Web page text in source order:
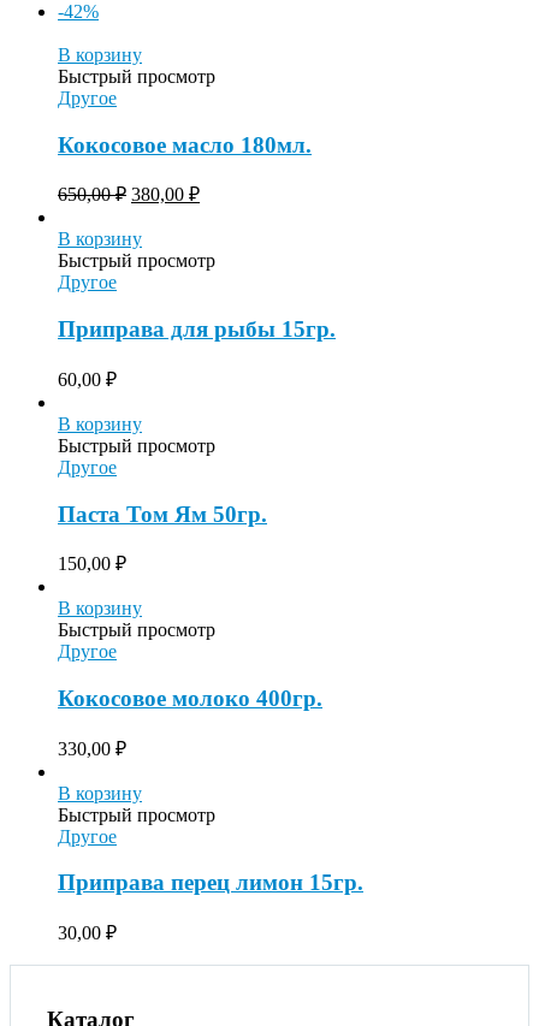
-42%
В корзину
Быстрый просмотр
Другое
Кокосовое масло 180мл.
650,00₽ 380,00 ₽
В корзину
Быстрый просмотр
Другое
Приправа для рыбы 15гр.
60,00 ₽
В корзину
Быстрый просмотр
Другое
Паста Том Ям 50гр.
150,00 ₽
В корзину
Быстрый просмотр
Другое
Кокосовое молоко 400гр.
330,00 ₽
В корзину
Быстрый просмотр
Другое
Приправа перец лимон 15гр.
30,00 ₽
Каталог